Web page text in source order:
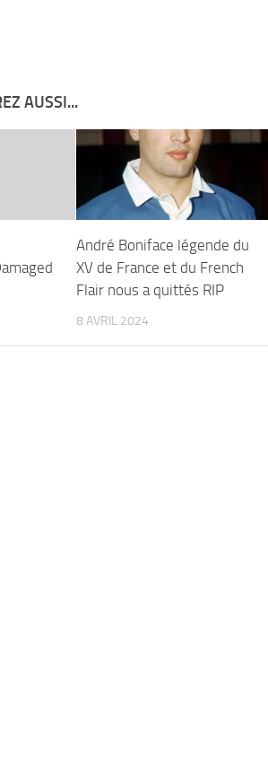
AUSSI...
André Boniface légende du
XV de France et du French
Flair nous a quittés RIP
8 AVRIL 2024